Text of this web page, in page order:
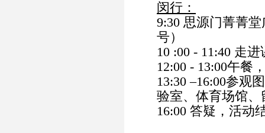
闵行：
9:30 思源门菁菁
号）
10 :00 - 11:40 走进
12:00 - 13:00午餐
13:30 –16:00参观
验室、体育场馆
16:00 答疑，活动